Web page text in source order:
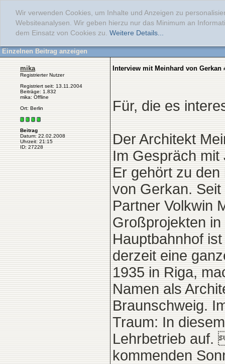
Wir verwenden Cookies, um Inhalte und Anzeigen zu
Websiteanalysen. Wir geben hierzu nur das Minimum an
dem Einsatz von Cookies zu. Weitere Details...
Einzelnen Beitrag anzeigen
mika
Registrierter Nutzer
Registriert seit: 13.11.2004
Beiträge: 1.832
mika: Offline
Ort: Berlin
Beitrag
Datum: 22.02.2008
Uhrzeit: 21:15
ID: 27228
Interview mit Meinhard von Gerkan
Für, die es
Der Architekt
Im Gespräch mit
Er gehört zu
von Gerkan.
Partner Volkwin
Großprojekten
Hauptbahnhof
derzeit eine
1935 in Riga,
Namen als
Braunschweig.
Traum: In
Lehrbetrieb auf.
kommenden